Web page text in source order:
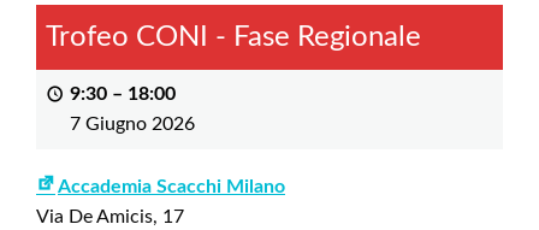
Trofeo CONI - Fase Regionale
9:30 – 18:00
7 Giugno 2026
Accademia Scacchi Milano
Via De Amicis, 17